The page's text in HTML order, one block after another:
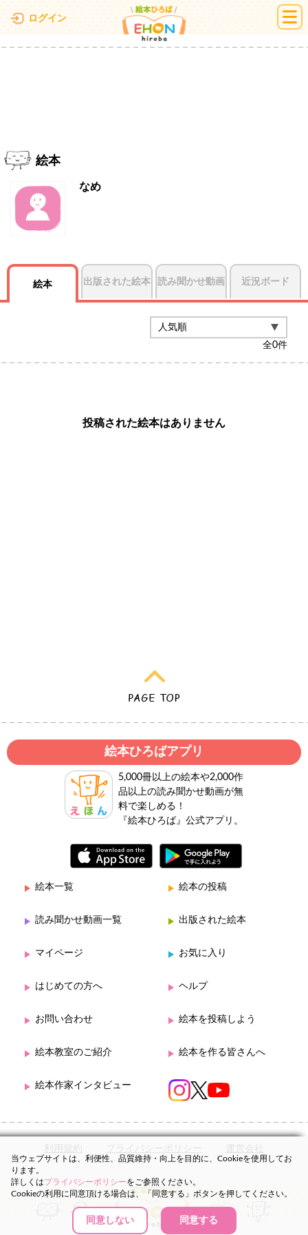
ログイン 絵本ひろば
絵本
なめ
絵本 出版された絵本 読み聞かせ動画 近況ボード
全0件
投稿された絵本はありません
絵本ひろばアプリ
5,000冊以上の絵本や2,000作
品以上の読み聞かせ動画が無
料で楽しめる！
『絵本ひろば』公式アプリ。
絵本一覧 絵本の投稿
読み聞かせ動画一覧 出版された絵本
マイページ お気に入り
はじめての方へ ヘルプ
お問い合わせ 絵本を投稿しよう
絵本教室のご紹介 絵本を作る皆さんへ
絵本作家インタビュー
利用規約 プライバシーポリシー 運営会社
当ウェブサイトは、利便性、品質維持・向上を目的に、Cookieを使用してお
ります。
詳しくはプライバシーポリシーをご参照ください。
Cookieの利用に同意頂ける場合は、「同意する」ボタンを押してください。
同意しない 同意する